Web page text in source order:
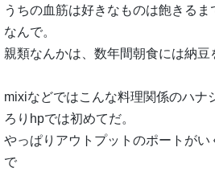
うちの血筋は好きなものは飽きる
なんで。
親類なんかは、数年間朝食には納豆
mixiなどではこんな料理関係のハナ
ろりhpでは初めてだ。
やっぱりアウトプットのポートが
で